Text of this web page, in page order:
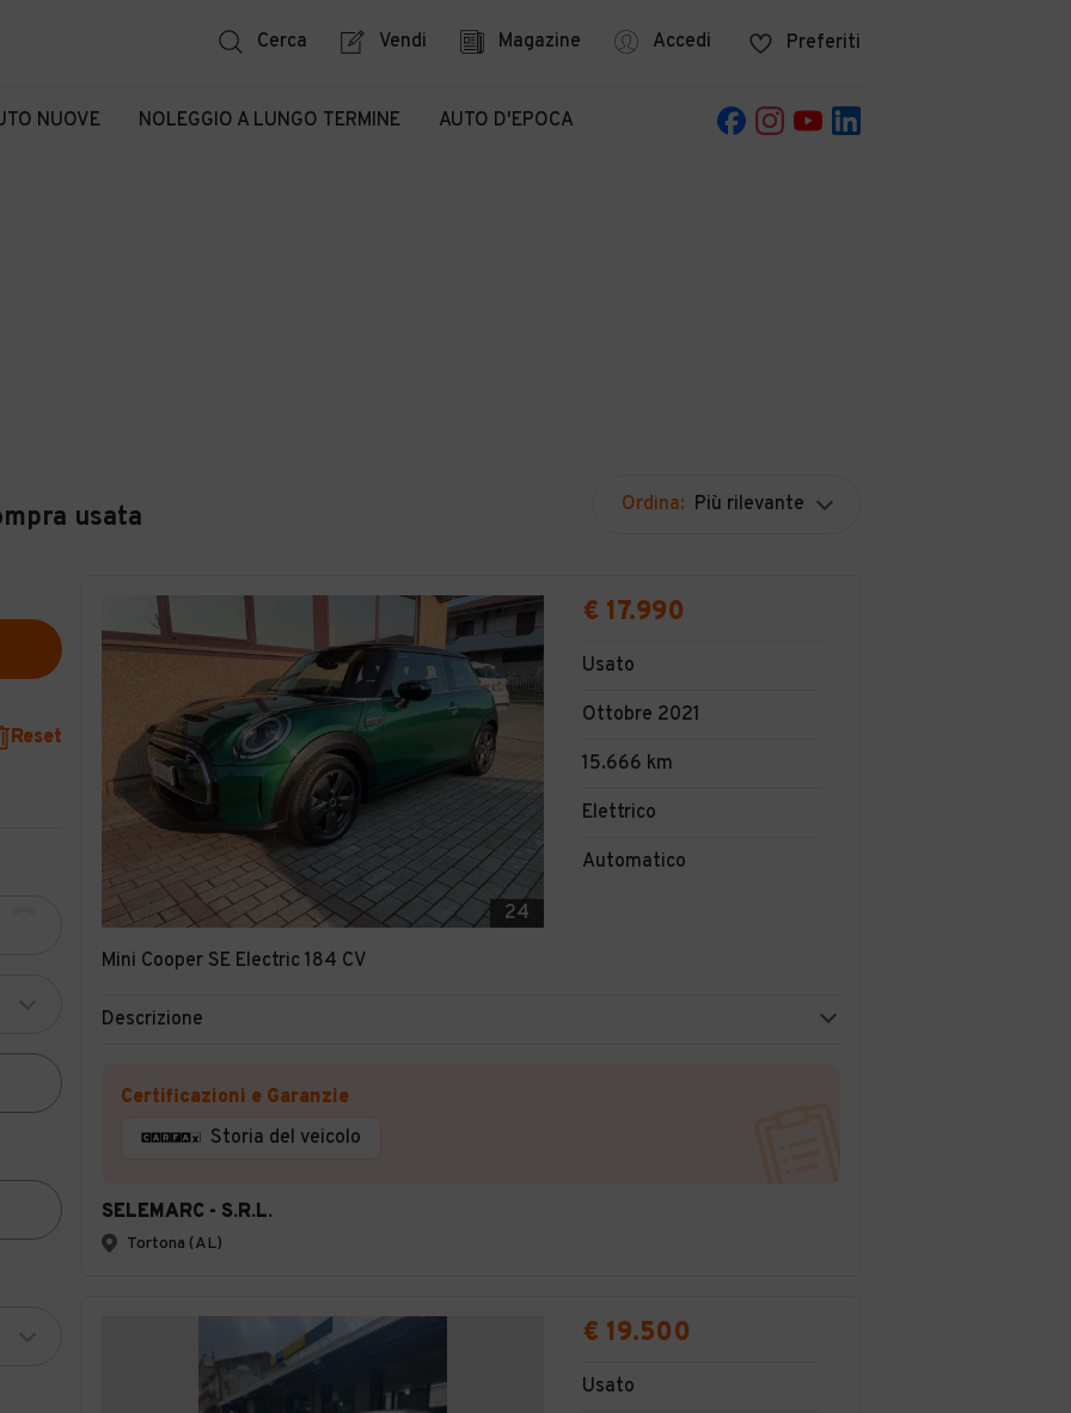
Cerca Vendi Magazine Accedi Preferiti
NUOVE NOLEGGIO A LUNGO TERMINE AUTO D'EPOCA
usata Ordina: Più rilevante
Reset
24
Mini Cooper SE Electric 184 CV
€ 17.990
Usato
Ottobre 2021
15.666 km
Elettrico
Automatico
Descrizione
Certificazioni e Garanzie
Storia del veicolo
SELEMARC - S.R.L.
Tortona (AL)
€ 19.500
Usato